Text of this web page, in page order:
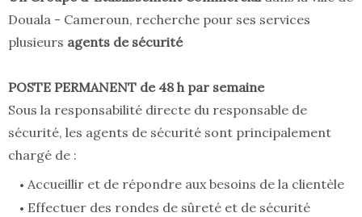
Douala - Cameroun, recherche pour ses services
plusieurs agents de sécurité
POSTE PERMANENT de 48 h par semaine
Sous la responsabilité directe du responsable de
sécurité, les agents de sécurité sont principalement
chargé de :
Accueillir et de répondre aux besoins de la clientèle
Effectuer des rondes de sûreté et de sécurité